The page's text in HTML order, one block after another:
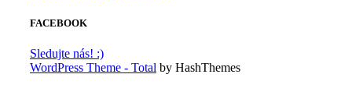
FACEBOOK
Sledujte nás! :)
WordPress Theme - Total by HashThemes